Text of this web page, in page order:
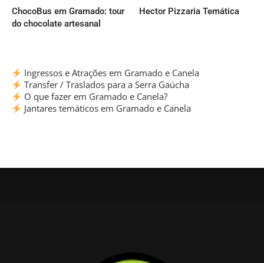
ChocoBus em Gramado: tour
do chocolate artesanal
Hector Pizzaria Temática
Ingressos e Atrações em Gramado e Canela
Transfer / Traslados para a Serra Gaúcha
O que fazer em Gramado e Canela?
Jantares temáticos em Gramado e Canela